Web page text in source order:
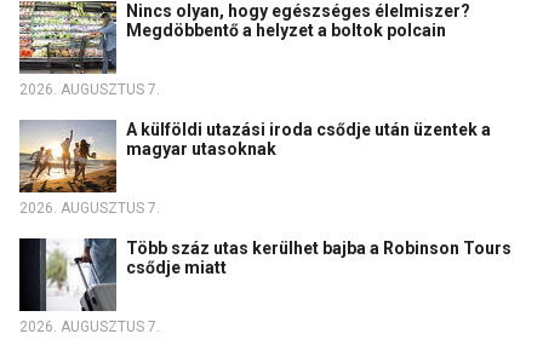
Nincs olyan, hogy egészséges élelmiszer?
Megdöbbentő a helyzet a boltok polcain
2026. AUGUSZTUS 7.
A külföldi utazási iroda csődje után üzentek a
magyar utasoknak
2026. AUGUSZTUS 7.
Több száz utas kerülhet bajba a Robinson Tours
csődje miatt
2026. AUGUSZTUS 7.